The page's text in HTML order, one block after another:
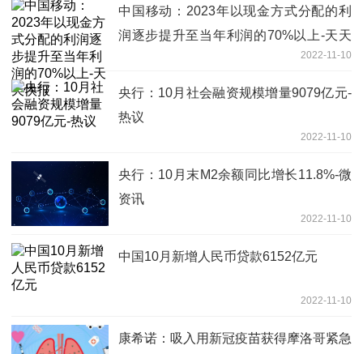
中国移动：2023年以现金方式分配的利
润逐步提升至当年利润的70%以上-天天
2022-11-10
央行：10月社会融资规模增量9079亿元-
热议
2022-11-10
央行：10月末M2余额同比增长11.8%-微
资讯
2022-11-10
中国10月新增人民币贷款6152亿元
2022-11-10
康希诺：吸入用新冠疫苗获得摩洛哥紧急